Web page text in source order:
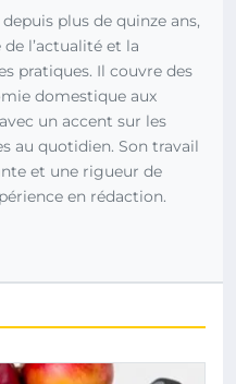
plus de quinze ans,
l’actualité et la
pratiques. Il couvre des
domestique aux
un accent sur les
au quotidien. Son travail
et une rigueur de
en rédaction.